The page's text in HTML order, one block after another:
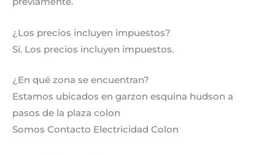
¿Los precios incluyen impuestos?
Sí. Los precios incluyen impuestos.
¿En qué zona se encuentran?
Estamos ubicados en garzon esquina hudson a
pasos de la plaza colon
Somos Contacto Electricidad Colon